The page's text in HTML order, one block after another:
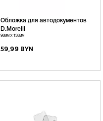
Обложка для автодокументов
D.Morelli
98мм x 138мм
59,99 BYN